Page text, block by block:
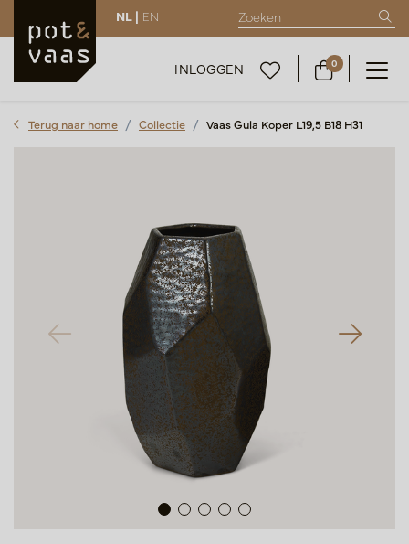
NL | EN
INLOGGEN 0
Terug naar home Collectie Vaas Gula Koper L19,5 B18 H31